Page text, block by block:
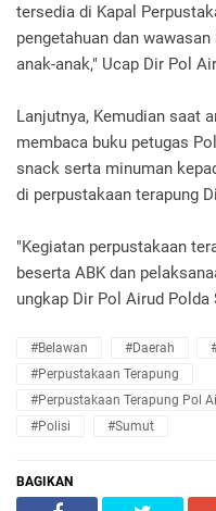
tersedia di Kapal
pengetahuan dan
anak-anak," Ucap Dir Pol
Lanjutnya, Kemudian saat
membaca buku petugas
snack serta minuman
di perpustakaan terapung
"Kegiatan perpustakaan
beserta ABK dan
ungkap Dir Pol Airud
#Belawan #Daerah
#Perpustakaan Terapung
#Perpustakaan Terapung Pol
#polisi
#Sumut
BAGIKAN